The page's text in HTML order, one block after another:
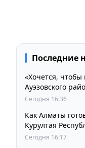
Последние
«Хочется,
Ауэзовского
ждут от выборов
Сегодня 16:36
Как Алматы
Курултая
Сегодня 16:17